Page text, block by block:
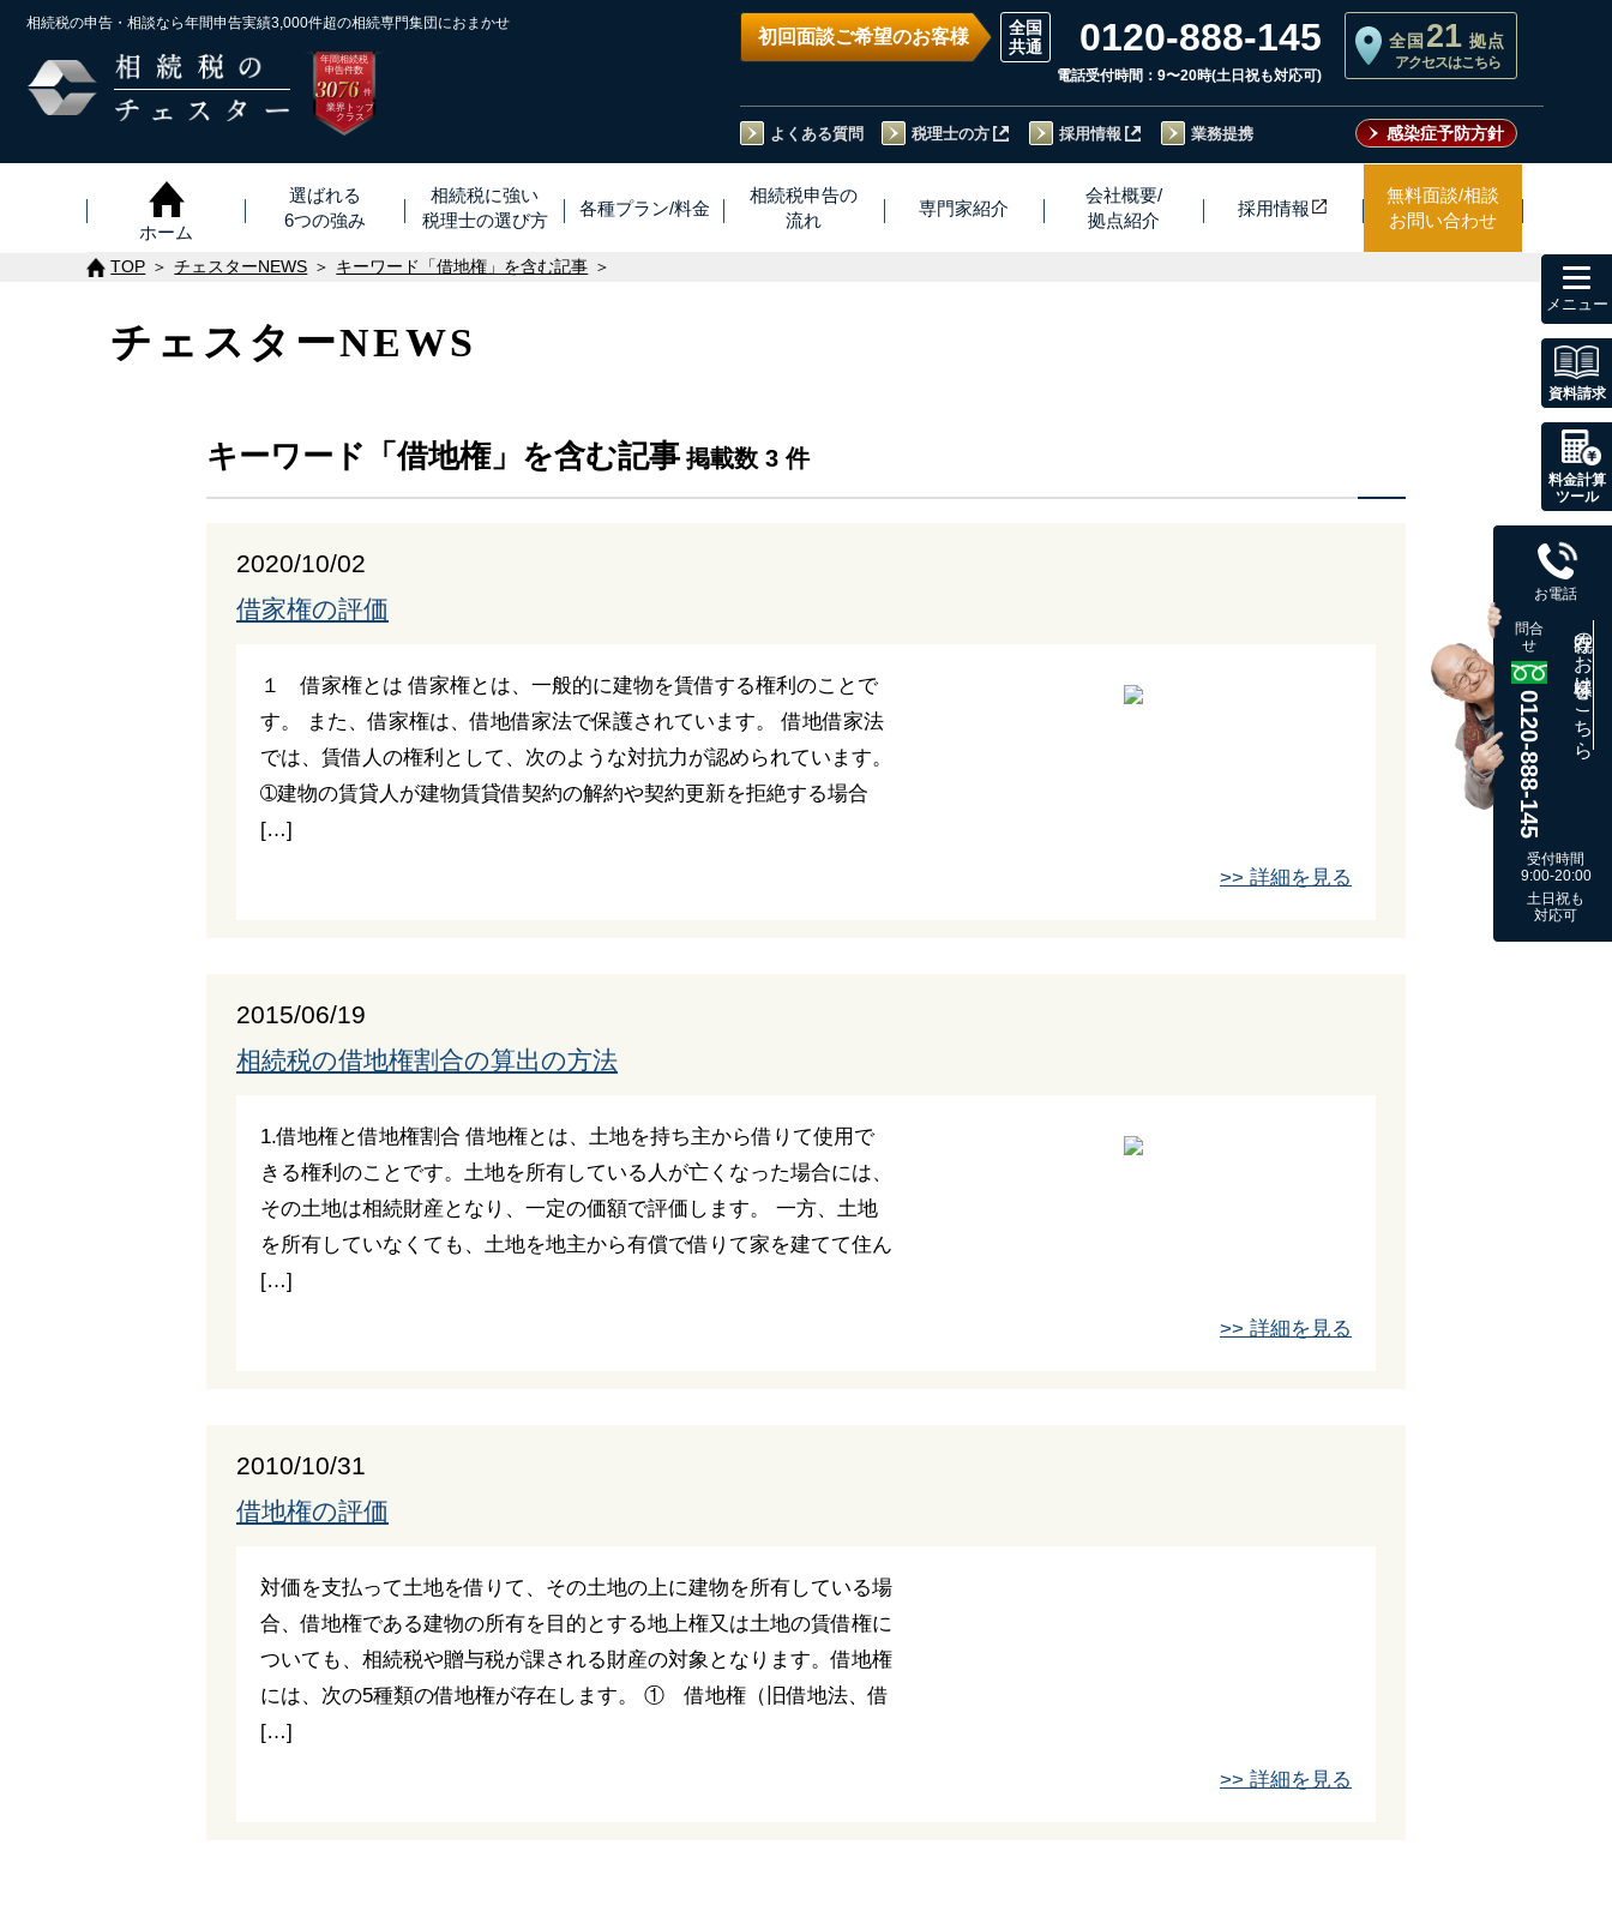
相続税の申告・相談なら年間申告実績3,000件超の相続専門集団におまかせ
年間相続税
申告件数
3076 ※
件
業界トップ
クラス
初回面談ご希望のお客様 0120-888-145
電話受付時間：9〜20時(土日祝も対応可)
全国 21 拠点
アクセスはこちら
よくある質問 税理士の方 採用情報 業務提携 感染症予防方針
ホーム
選ばれる
6つの強み
相続税に強い
税理士の選び方
各種プラン/料金
相続税申告の
流れ
専門家紹介
会社概要/
拠点紹介
採用情報
無料面談/相談
お問い合わせ
TOP チェスターNEWS キーワード「借地権」を含む記事
チェスターNEWS
キーワード「借地権」を含む記事 掲載数 3 件
2020/10/02
借家権の評価
１ 借家権とは 借家権とは、一般的に建物を賃借する権利のことで
す。 また、借家権は、借地借家法で保護されています。 借地借家法
では、賃借人の権利として、次のような対抗力が認められています。
➀建物の賃貸人が建物賃貸借契約の解約や契約更新を拒絶する場合
[…]
>> 詳細を見る
2015/06/19
相続税の借地権割合の算出の方法
1.借地権と借地権割合 借地権とは、土地を持ち主から借りて使用で
きる権利のことです。土地を所有している人が亡くなった場合には、
その土地は相続財産となり、一定の価額で評価します。 一方、土地
を所有していなくても、土地を地主から有償で借りて家を建てて住ん
[…]
>> 詳細を見る
2010/10/31
借地権の評価
対価を支払って土地を借りて、その土地の上に建物を所有している場
合、借地権である建物の所有を目的とする地上権又は土地の賃借権に
ついても、相続税や贈与税が課される財産の対象となります。借地権
には、次の5種類の借地権が存在します。 ① 借地権（旧借地法、借
[…]
>> 詳細を見る
資料請求
料金計算
ツール
お電話
問合
せ
0120-888-145
既存のお客様はこちら
受付時間
9:00-20:00
土日祝も
対応可